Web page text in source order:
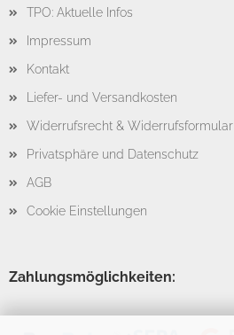
TPO: Aktuelle Infos
Impressum
Kontakt
Liefer- und Versandkosten
Widerrufsrecht & Widerrufsformular
Privatsphäre und Datenschutz
AGB
Cookie Einstellungen
Zahlungsmöglichkeiten: